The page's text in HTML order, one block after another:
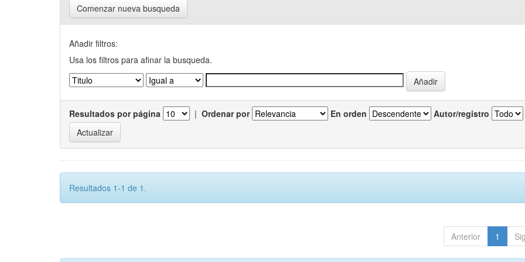
Comenzar nueva busqueda
Añadir filtros:
Usa los filtros para afinar la busqueda.
Resultados por página | Ordenar por En orden Autor/registro
Resultados 1-1 de 1.
Anterior 1